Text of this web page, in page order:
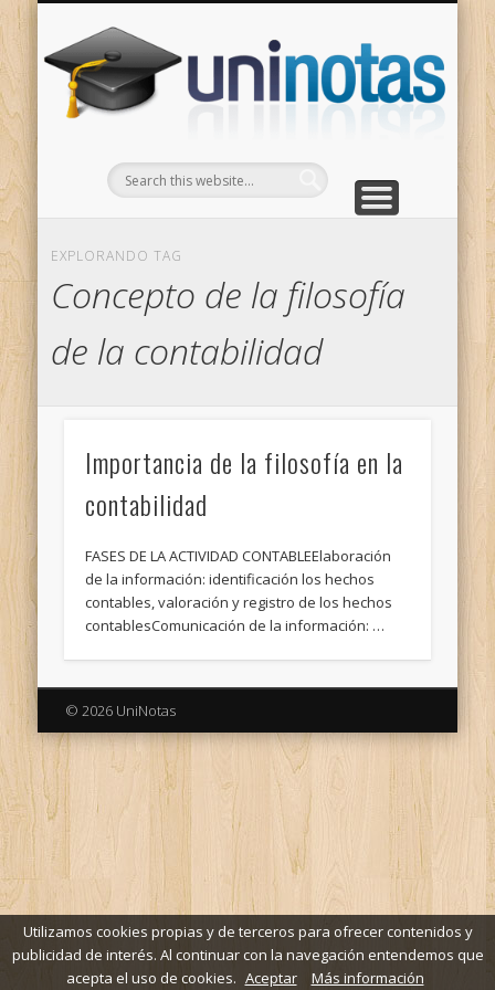
EXPLORANDO TAG
Concepto de la filosofía
de la contabilidad
Importancia de la filosofía en la
contabilidad
FASES DE LA ACTIVIDAD CONTABLEElaboración
de la información: identificación los hechos
contables, valoración y registro de los hechos
contablesComunicación de la información: …
© 2026 UniNotas
Utilizamos cookies propias y de terceros para ofrecer contenidos y
publicidad de interés. Al continuar con la navegación entendemos que
acepta el uso de cookies. Aceptar Más información